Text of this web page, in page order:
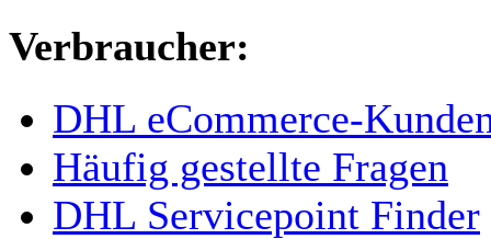
Verbraucher:
DHL eCommerce-
Häufig gestellte Fragen
DHL Servicepoint Finder